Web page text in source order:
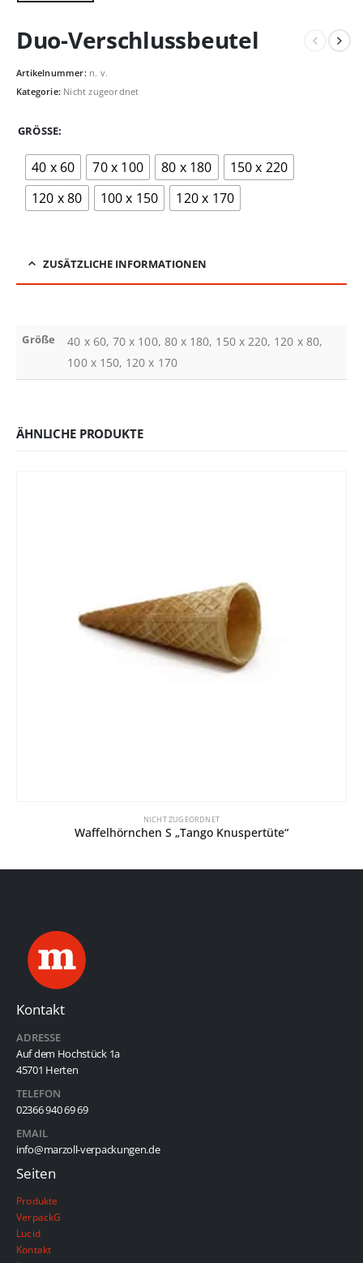
Duo-Verschlussbeutel
Artikelnummer: n. v.
Kategorie: Nicht zugeordnet
GRÖSSE
40 x 60 70 x 100 80 x 180
150 x 220
120 x 80
100 x 150 120 x 170
ZUSÄTZLICHE INFORMATIONEN
Größe
40 x 60, 70 x 100, 80 x 180, 150 x 220, 120 x 80,
100 x 150, 120 x 170
ÄHNLICHE PRODUKTE
NICHT ZUGEORDNET
Waffelhörnchen S „Tango Knuspertüte“
Kontakt
ADRESSE
Auf dem Hochstück 1a
45701 Herten
TELEFON
02366 940 69 69
EMAIL
info@marzoll-verpackungen.de
Seiten
Produkte
VerpackG
Lucid
Kontakt